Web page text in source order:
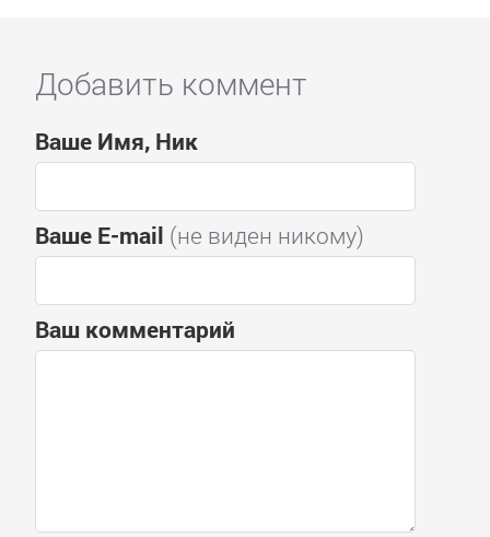
Добавить коммент
Ваше Имя, Ник
Ваше E-mail (не виден никому)
Ваш комментарий